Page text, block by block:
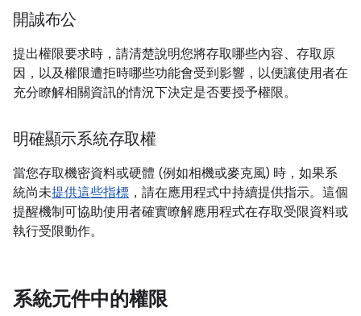
開誠布公
提出權限要求時，請清楚說明您將存取哪些內容、存取原
因，以及權限遭拒時哪些功能會受到影響，以便讓使用者在
充分瞭解相關資訊的情況下決定是否要授予權限。
明確顯示系統存取權
當您存取機密資料或硬體 (例如相機或麥克風) 時，如果系
統尚未提供這些指標 ，請在應用程式中持續提供指示。這個
提醒機制可協助使用者確實瞭解應用程式在存取受限資料或
執行受限動作。
系統元件中的權限